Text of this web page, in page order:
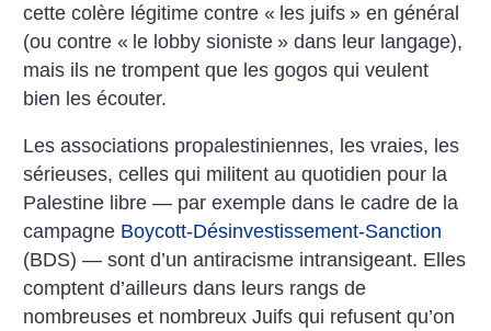
cette colère légitime contre « les juifs » en général
(ou contre « le lobby sioniste » dans leur langage),
mais ils ne trompent que les gogos qui veulent
bien les écouter.
Les associations propalestiniennes, les vraies, les
sérieuses, celles qui militent au quotidien pour la
Palestine libre — par exemple dans le cadre de la
campagne Boycott-Désinvestissement-Sanction
(BDS) — sont d’un antiracisme intransigeant. Elles
comptent d’ailleurs dans leurs rangs de
nombreuses et nombreux Juifs qui refusent qu’on